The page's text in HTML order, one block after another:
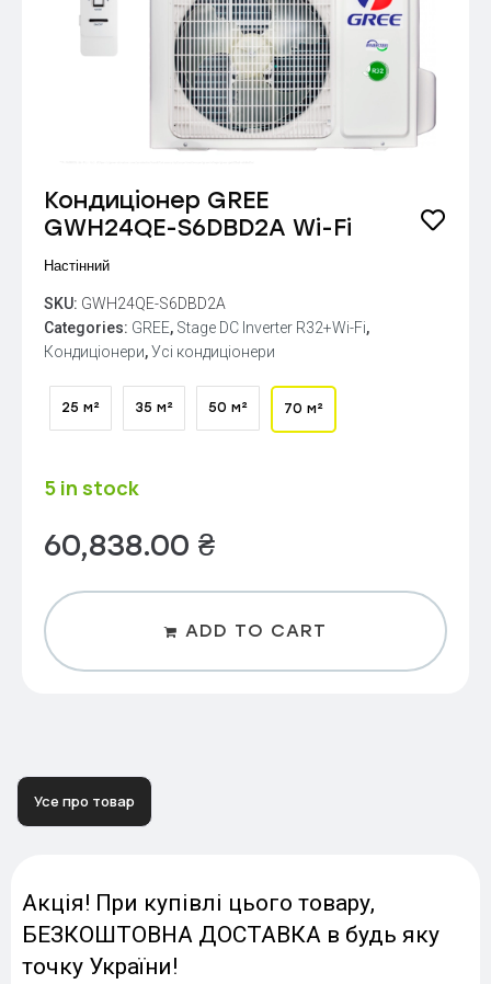
Кондиціонер GREE
GWH24QE-S6DBD2A Wi-Fi
Настінний
SKU: GWH24QE-S6DBD2A
Categories: GREE, Stage DC Inverter R32+Wi-Fi,
Кондиціонери,Усі кондиціонери
25 м² 35 м² 50 м² 70 м²
5 in stock
60,838.00 ₴
ADD TO CART
Усе про товар
Акція! При купівлі цього товару,
БЕЗКОШТОВНА ДОСТАВКА в будь яку
точку України!